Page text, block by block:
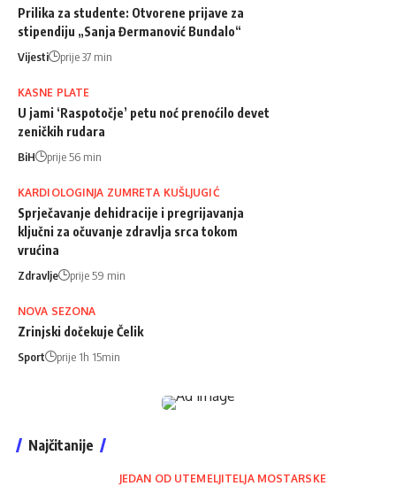
Prilika za studente: Otvorene prijave za
stipendiju „Sanja Đermanović Bundalo“
Vijesti prije 37 min
KASNE PLATE
U jami ‘Raspotočje’ petu noć prenoćilo devet
zeničkih rudara
BiH prije 56 min
KARDIOLOGINJA ZUMRETA KUŠLJUGIĆ
Sprječavanje dehidracije i pregrijavanja
ključni za očuvanje zdravlja srca tokom
vrućina
Zdravlje prije 59 min
NOVA SEZONA
Zrinjski dočekuje Čelik
Sport prije 1h 15min
Najčitanije
JEDAN OD UTEMELJITELJA MOSTARSKE